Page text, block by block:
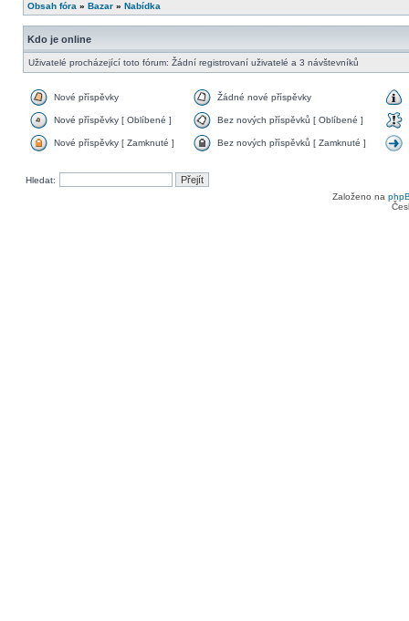
Obsah fóra » Bazar » Nabídka
Kdo je online
Uživatelé procházející toto fórum: Žádní registrovaní uživatelé a 3 návštevníků
Nové příspěvky Žádné nové příspěvky
Nové příspěvky [ Oblíbené ] Bez nových příspěvků [ Oblíbené ]
Nové příspěvky [ Zamknuté ] Bez nových příspěvků [ Zamknuté ]
Hledat:
Založeno na